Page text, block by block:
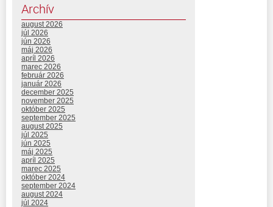
Archív
august 2026
júl 2026
jún 2026
máj 2026
apríl 2026
marec 2026
február 2026
január 2026
december 2025
november 2025
október 2025
september 2025
august 2025
júl 2025
jún 2025
máj 2025
apríl 2025
marec 2025
október 2024
september 2024
august 2024
júl 2024